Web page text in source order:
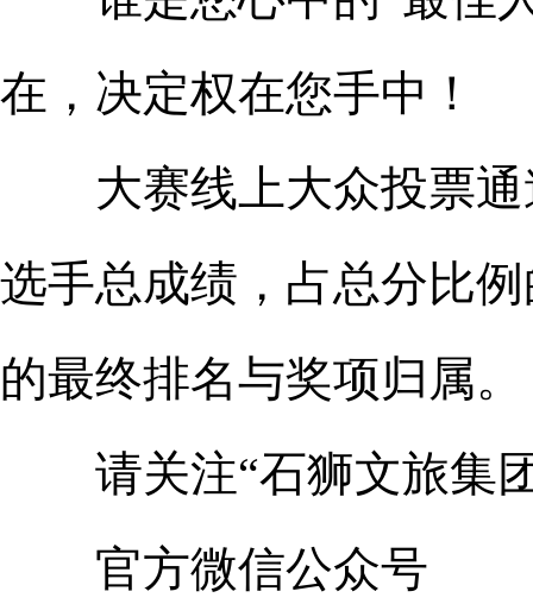
在，决定权在您手中！
大赛线上大众投票通
选手总成绩，占总分比
的最终排名与奖项归属。
请关注“石狮文旅集
官方微信公众号